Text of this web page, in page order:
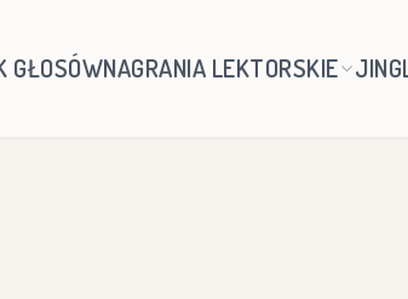
GŁOSÓWNAGRANIA LEKTORSKIE